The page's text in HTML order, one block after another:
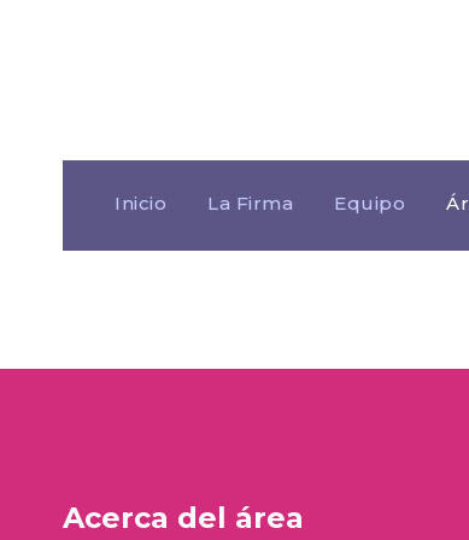
Inicio La Firma Equipo
Acerca del área